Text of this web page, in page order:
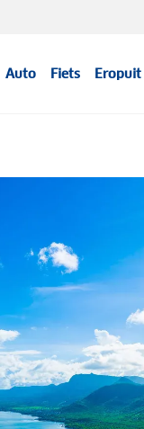
Auto Fiets Eropuit